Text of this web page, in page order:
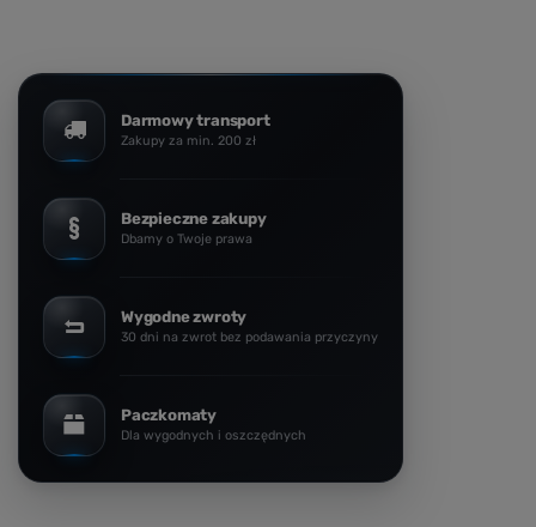
Darmowy transport
Zakupy za min. 200 zł
Bezpieczne zakupy
Dbamy o Twoje prawa
Wygodne zwroty
30 dni na zwrot bez podawania przyczyny
Paczkomaty
Dla wygodnych i oszczędnych